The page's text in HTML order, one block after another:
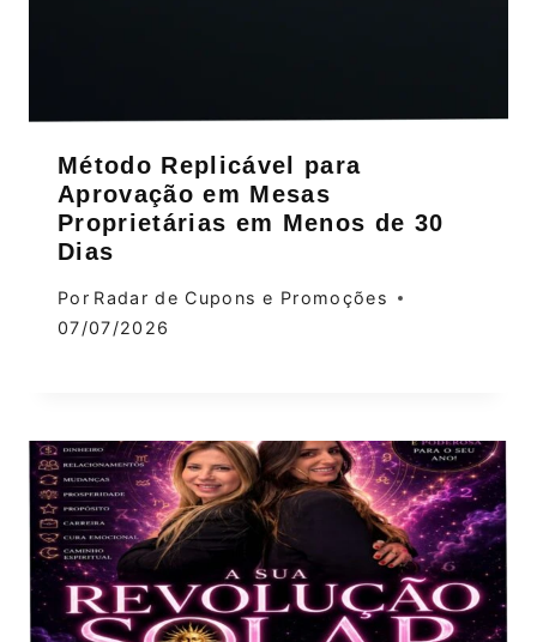
Método Replicável para
Aprovação em Mesas
Proprietárias em Menos de 30
Dias
Por Radar de Cupons e Promoções
07/07/2026